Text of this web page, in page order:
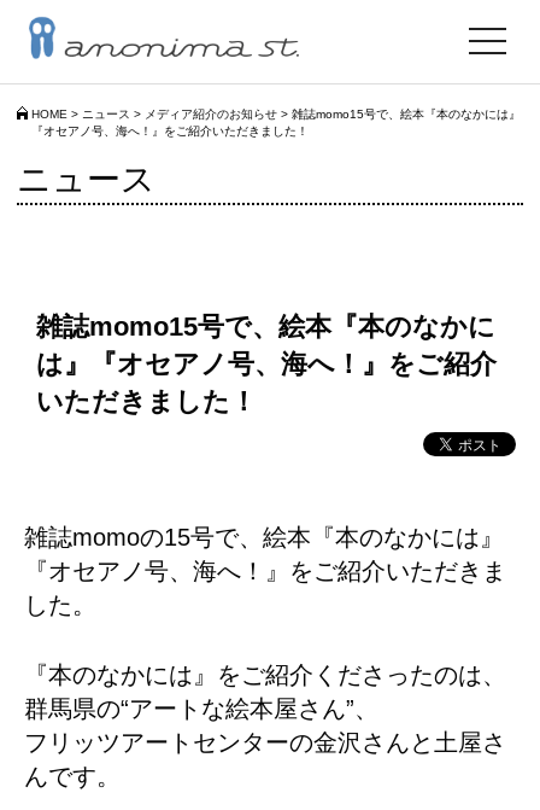
HOME > ニュース > メディア紹介のお知らせ > 雑誌momo15号で、絵本『本のなかには』
『オセアノ号、海へ！』をご紹介いただきました！
toggle
ニュース
雑誌momo15号で、絵本『本のなかに
は』『オセアノ号、海へ！』をご紹介
いただきました！
雑誌momoの15号で、絵本『本のなかには』
『オセアノ号、海へ！』をご紹介いただきま
した。
『本のなかには』をご紹介くださったのは、
群馬県の“アートな絵本屋さん”、
フリッツアートセンターの金沢さんと土屋さ
んです。